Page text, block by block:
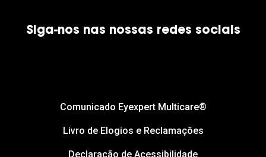
Política de Cookies
Siga-nos nas nossas redes sociais
Comunicado Eyexpert Multicare®
Livro de Elogios e Reclamações
Declaração de Acessibilidade